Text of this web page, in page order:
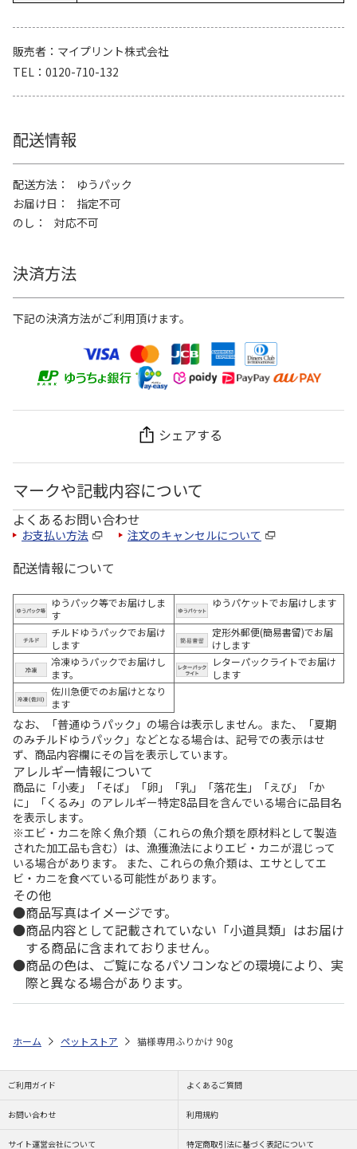
販売者
マイプリント株式会社
TEL
0120-710-132
配送情報
配送方法
ゆうパック
お届け日
指定不可
のし
対応不可
決済方法
下記の決済方法がご利用頂けます。
シェアする
マークや記載内容について
よくあるお問い合わせ
お支払い方法 注文のキャンセルについて
配送情報について
ゆうパック等でお届けしま
す
ゆうパケットでお届けします
チルドゆうパックでお届け
します
定形外郵便(簡易書留)でお届
けします
冷凍ゆうパックでお届けし
ます。
レターパックライトでお届け
します
佐川急便でのお届けとなり
ます
なお、「普通ゆうパック」の場合は表示しません。また、「夏期
のみチルドゆうパック」などとなる場合は、記号での表示はせ
ず、商品内容欄にその旨を表示しています。
アレルギー情報について
商品に「小麦」「そば」「卵」「乳」「落花生」「えび」「か
に」「くるみ」のアレルギー特定8品目を含んでいる場合に品目名
を表示します。
※エビ・カニを除く魚介類（これらの魚介類を原材料として製造
された加工品も含む）は、漁獲漁法によりエビ・カニが混じって
いる場合があります。 また、これらの魚介類は、エサとしてエ
ビ・カニを食べている可能性があります。
その他
商品写真はイメージです。
商品内容として記載されていない「小道具類」はお届け
する商品に含まれておりません。
商品の色は、ご覧になるパソコンなどの環境により、実
際と異なる場合があります。
ホーム ペットストア 猫様専用ふりかけ 90g
ご利用ガイド よくあるご質問
お問い合わせ 利用規約
サイト運営会社について 特定商取引法に基づく表記について